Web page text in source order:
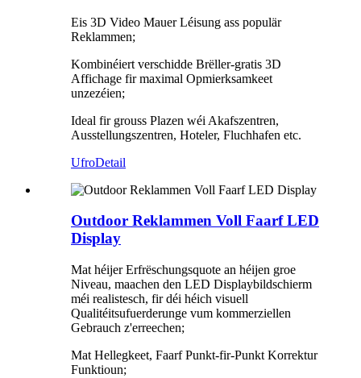
Eis 3D Video Mauer Léisung ass populär
Reklammen;
Kombinéiert verschidde Brëller-gratis 3D
Affichage fir maximal Opmierksamkeet
unzezéien;
Ideal fir grouss Plazen wéi Akafszentren,
Ausstellungszentren, Hoteler, Fluchhafen etc.
UfroDetail
Outdoor Reklammen Voll Faarf LED
Display
Mat héijer Erfrëschungsquote an héijen groe
Niveau, maachen den LED Displaybildschierm
méi realistesch, fir déi héich visuell
Qualitéitsufuerderunge vum kommerziellen
Gebrauch z'erreechen;
Mat Hellegkeet, Faarf Punkt-fir-Punkt Korrektur
Funktioun;